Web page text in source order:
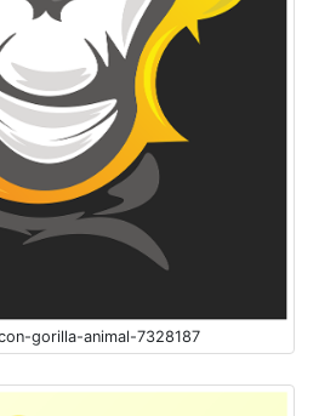
gorilla-animal-7328187